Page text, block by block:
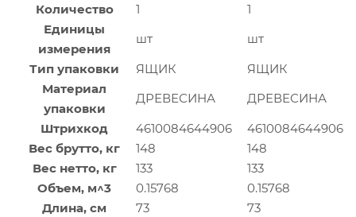
Количество
1
1
Единицы
измерения
шт
шт
Тип упаковки
ЯЩИК
ЯЩИК
Материал
упаковки
ДРЕВЕСИНА
ДРЕВЕСИНА
Штрихкод
4610084644906
4610084644906
Вес брутто, кг
148
148
Вес нетто, кг
133
133
Объем, м^3
0.15768
0.15768
Длина, см
73
73